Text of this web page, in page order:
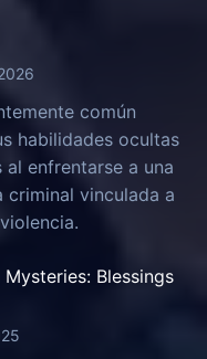
común
habilidades ocultas
enfrentarse a una
criminal vinculada a
Blessings